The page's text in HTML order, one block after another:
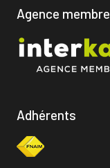
Agence membre
Adhérents